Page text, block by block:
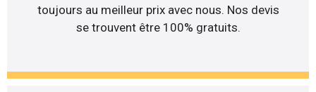
toujours au meilleur prix avec nous. Nos devis
se trouvent être 100% gratuits.